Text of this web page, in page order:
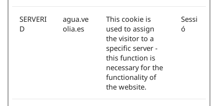
SERVERI
D
agua.ve
olia.es
This cookie is
used to assign
the visitor to a
specific server -
this function is
necessary for the
functionality of
the website.
Sessi
ó